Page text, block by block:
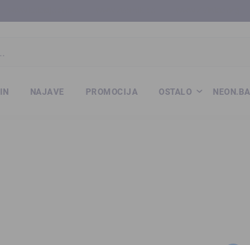
NAJAVE PROMOCIJA OSTALO NEON.BA